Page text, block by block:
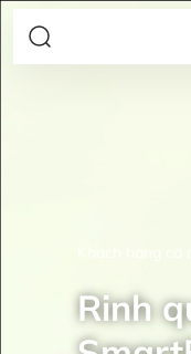
Rinh